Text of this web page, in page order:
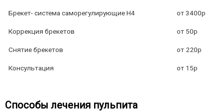
Брекет- система саморегулирующие H4 от 3400р
Коррекция брекетов от 50р
Снятие брекетов от 220р
Консультация от 15р
Способы лечения пульпита